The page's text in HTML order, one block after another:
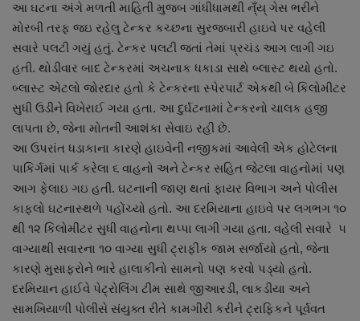
સ્પોર્ટ્સ
રાશિફળ
ગુનાખોરી
બોલિવૂડ
સ્વાસ્થ્ય
આ ઘટના અંગે મળતી માહિતી મુજબ ગાંધીધામથી ન્ઁય્ ગેસ ભરીને
મોરબી તરફ જઇ રહેલુ ટેન્કર કચ્છના સુરજબારી હાઇવે પર વહેલી
સવારે પલટી ગયું હતું. ટેન્કર પલટી જતાં તેમાં પ્રચંડ આગ લાગી ગઇ
હતી. થોડીવાર બાદ ટેન્કરમાં અચનાક ધકાડા સાથે બ્લાસ્ટ થયો હતો.
બ્લાસ્ટ એટલો જોરદાર હતો કે ટેન્કરના સ્પેરપાર્ટ એકથી બે કિલોમીટર
સુધી ઉડીને વિખેરાઈ ગયા હતા. આ દુર્ઘટનામાં ટેન્કરનો ચાલક હજી
લાપતા છે, જેના મોતની આશંકા સેવાઇ રહી છે.
આ ઉપરાંત ધડાકાના કારણે હાઇવેની નજીકમાં આવેલી એક હોટેલના
પાકિર્ગમાં પાર્ક કરેલા ૬ વાહનો અને ટેન્કર સહિત જેટલા વાહનોમાં પણ
આગ ફેલાઇ ગઇ હતી. ઘટનાની જાણ થતાં ફાયર વિભાગ અને પોલીસ
કાફલો ઘટનાસ્થળે પહોંચ્યો હતો. આ દરમિયાના હાઇવે પર લગભગ ૧૦
થી ૧૨ કિલોમીટર સુધી વાહનોના થપ્પા લાગી ગયા હતા. વહેલી સવારે ૫
વાગ્યાથી સવારના ૧૦ વાગ્યા સુધી ટ્રાફીક જામ સર્જાયો હતો, જેના
કારણે મુસાફરોને ભારે હાલાકીનો સામનો પણ કરવો પડ્યો હતો.
દરમિયાન હાઈવે પેટ્રોલિંગ ટીમ સાથે જીઆરડી, લાકડીયા અને
સામખિયાળી પોલીસે સંયુક્ત રીતે કામગીરી કરીને ટ્રાફિકને પૂર્વવત